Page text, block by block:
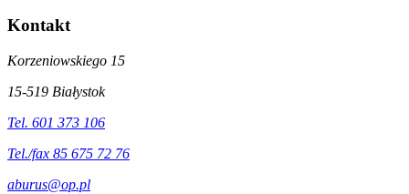
Kontakt
Korzeniowskiego 15
15-519 Białystok
Tel. 601 373 106
Tel./fax 85 675 72 76
aburus@op.pl